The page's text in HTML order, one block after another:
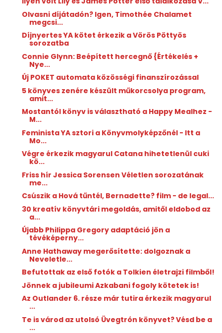
Olvasni díjátadón? Igen, Timothée Chalamet
megcsi...
Díjnyertes YA kötet érkezik a Vörös Pöttyös
sorozatba
Connie Glynn: Beépített ​hercegnő {Értékelés +
Nye...
Új POKET automata közösségi finanszírozással
5 könyves zenére készült műkorcsolya program,
amit...
Mostantól könyv is választható a Happy Mealhez -
M...
Feminista YA sztori a Könyvmolyképzőnél - Itt a
Mo...
Végre érkezik magyarul Catana hihetetlenül cuki
kö...
Friss hír Jessica Sorensen Véletlen sorozatának
me...
Csúszik a Hová tűntél, Bernadette? film - de legal...
30 kreatív könyvtári megoldás, amitől eldobod az
a...
Újabb Philippa Gregory adaptáció jön a
tévéképerny...
Anne Hathaway megerősítette: dolgoznak a
Neveletle...
Befutottak az első fotók a Tolkien életrajzi filmből!
Jönnek a jubileumi Azkabani fogoly kötetek is!
Az Outlander 6. része már tutira érkezik magyarul
...
Te is várod az utolsó Üvegtrón könyvet? Vésd be a
...